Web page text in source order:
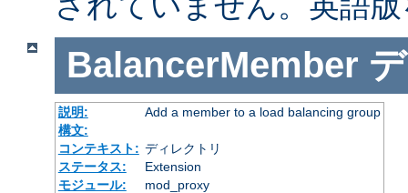
BalancerMember
説明:
Add a member to a load balancing group
構文:
コンテキスト: ディレクトリ
ステータス:
Extension
モジュール:
mod_proxy